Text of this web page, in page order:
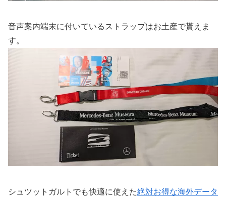
音声案内端末に付いているストラップはお土産で貰えま
す。
シュツットガルトでも快適に使えた絶対お得な海外データ